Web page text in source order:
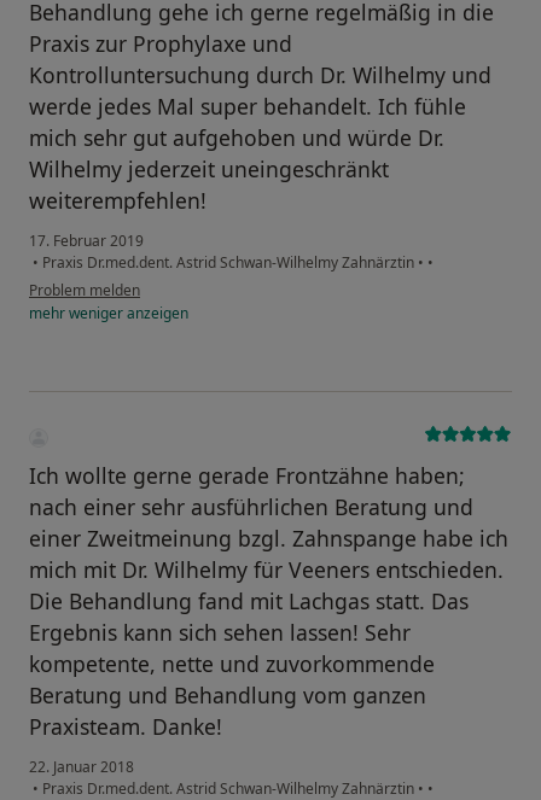
Behandlung gehe ich gerne regelmäßig in die
Praxis zur Prophylaxe und
Kontrolluntersuchung durch Dr. Wilhelmy und
werde jedes Mal super behandelt. Ich fühle
mich sehr gut aufgehoben und würde Dr.
Wilhelmy jederzeit uneingeschränkt
weiterempfehlen!
17. Februar 2019
• Praxis Dr.med.dent. Astrid Schwan-Wilhelmy Zahnärztin • •
Problem melden
mehrwenigeranzeigen
Ich wollte gerne gerade Frontzähne haben;
nach einer sehr ausführlichen Beratung und
einer Zweitmeinung bzgl. Zahnspange habe ich
mich mit Dr. Wilhelmy für Veeners entschieden.
Die Behandlung fand mit Lachgas statt. Das
Ergebnis kann sich sehen lassen! Sehr
kompetente, nette und zuvorkommende
Beratung und Behandlung vom ganzen
Praxisteam. Danke!
22. Januar 2018
• Praxis Dr.med.dent. Astrid Schwan-Wilhelmy Zahnärztin • •